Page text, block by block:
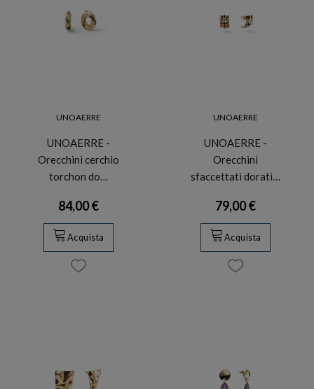
UNOAERRE
UNOAERRE -
Orecchini cerchio
torchon do…
84,00 €
Acquista
UNOAERRE
UNOAERRE -
Orecchini
sfaccettati dorati…
79,00 €
Acquista